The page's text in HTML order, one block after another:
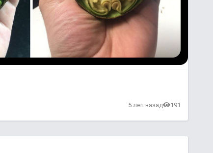
5 лет назад 191